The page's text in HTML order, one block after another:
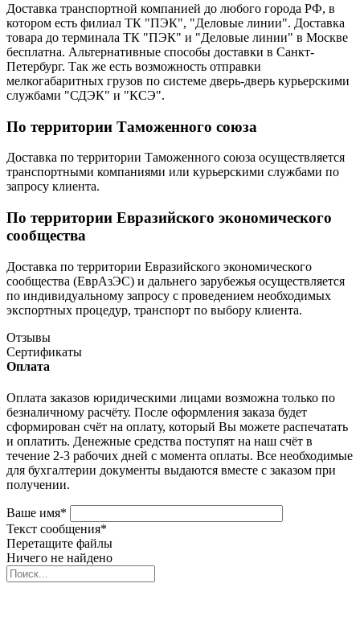
Доставка транспортной компанией до любого города РФ, в
котором есть филиал ТК "ПЭК", "Деловые линии". Доставка
товара до терминала ТК "ПЭК" и "Деловые линии" в Москве
бесплатна. Альтернативные способы доставки в Санкт-
Петербург. Так же есть возможность отправки
мелкогабаритных грузов по системе дверь-дверь курьерскими
службами "СДЭК" и "КСЭ".
По территории Таможенного союза
Доставка по территории Таможенного союза осуществляется
транспортными компаниями или курьерскими службами по
запросу клиента.
По территории Евразийского экономического
сообщества
Доставка по территории Евразийского экономического
сообщества (ЕврАзЭС) и дальнего зарубежья осуществляется
по индивидуальному запросу с проведением необходимых
экспортных процедур, транспорт по выбору клиента.
Отзывы
Сертификаты
Оплата
Оплата заказов юридическими лицами возможна только по
безналичному расчёту. После оформления заказа будет
сформирован счёт на оплату, который Вы можете распечатать
и оплатить. Денежные средства поступят на наш счёт в
течение 2-3 рабочих дней с момента оплаты. Все необходимые
для бухгалтерии документы выдаются вместе с заказом при
получении.
Ваше имя*
Текст сообщения*
Перетащите файлы
Ничего не найдено